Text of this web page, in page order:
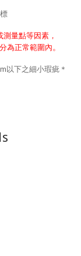
量點等因素，
為正常範圍內。
以下之細小瑕疵＊